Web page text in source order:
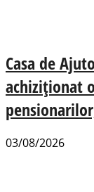
Casa de
achiziționat
03/08/2026